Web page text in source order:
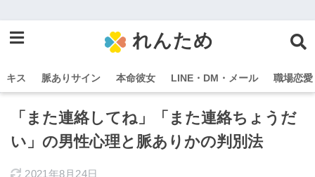
れんため
キス 脈ありサイン 本命彼女 LINE・DM・メール 職場恋愛
「また連絡してね」「また連絡ちょうだ
い」の男性心理と脈ありかの判別法
2021年8月24日